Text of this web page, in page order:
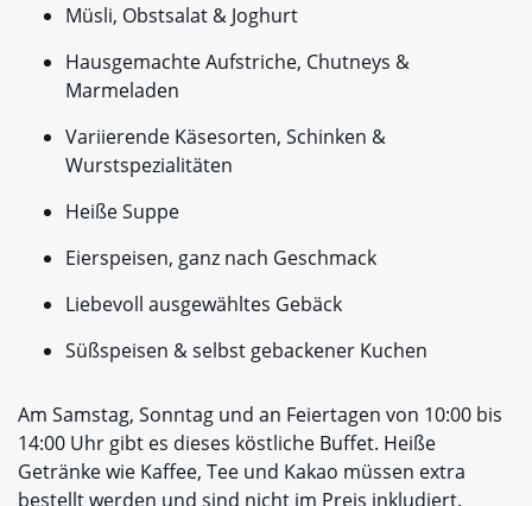
Müsli, Obstsalat & Joghurt
Hausgemachte Aufstriche, Chutneys &
Marmeladen
Variierende Käsesorten, Schinken &
Wurstspezialitäten
Heiße Suppe
Eierspeisen, ganz nach Geschmack
Liebevoll ausgewähltes Gebäck
Süßspeisen & selbst gebackener Kuchen
Am Samstag, Sonntag und an Feiertagen von 10:00 bis
14:00 Uhr gibt es dieses köstliche Buffet. Heiße
Getränke wie Kaffee, Tee und Kakao müssen extra
bestellt werden und sind nicht im Preis inkludiert.